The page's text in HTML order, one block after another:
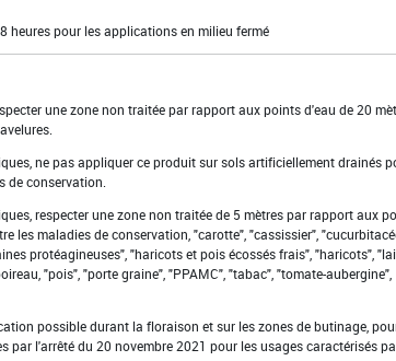
heures pour les applications en milieu fermé
une zone non traitée par rapport aux points d'eau de 20
ne pas appliquer ce produit sur sols artificiellement drainés
de conservation.
respecter une zone non traitée de 5 mètres par rapport aux
les maladies de conservation, "carotte", "cassissier",
protéagineuses", "haricots et pois écossés frais", "haricots",
"pois", "porte graine", "PPAMC", "tabac", "tomate-aubergine",
possible durant la floraison et sur les zones de butinage,
par l'arrêté du 20 novembre 2021 pour les usages caractérisés